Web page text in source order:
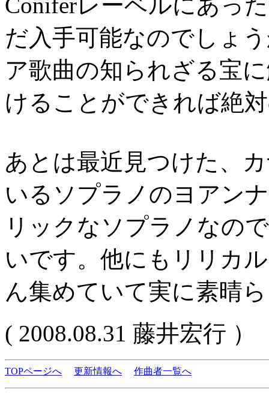
だ入手可能なのでしょ
ア歌曲の知られざる宝
けることができれば絶
あとは最近見つけた、
いるソプラノのヨアン
リックなソプラノなの
いです。他にもリリカ
ん集めていて実に素晴
( 2008.08.31 藤井宏行 ）
TOPページへ 更新情報へ 作曲者一覧へ